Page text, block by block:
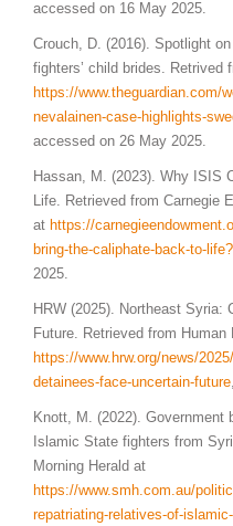
accessed on 16 May 2025.
Crouch, D. (2016). Spotlight
fighters’ child brides. Retrived
https://www.theguardian.com/
nevalainen-case-highlights-
accessed on 26 May 2025.
Hassan, M. (2023). Why ISIS
Life. Retrieved from Carnegie
at https://
bring-the-caliphate-back-to-
2025.
HRW (2025). Northeast Syria:
Future. Retrieved from
https://www.hrw.org/news/
detainees-face-uncertain-future
Knott, M. (2022). Government
Islamic State fighters from
Morning Herald at
https://www.smh.com.au/
repatriating-relatives-of-